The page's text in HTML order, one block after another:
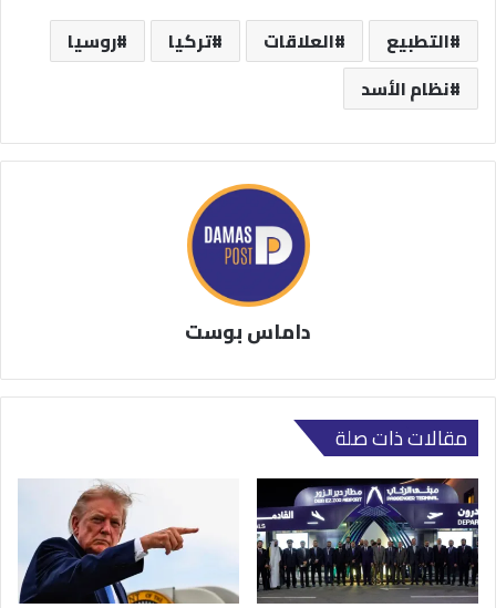
التطبيع العلاقات تركيا
روسيا
نظام الأسد
داماس بوست
مقالات ذات صلة